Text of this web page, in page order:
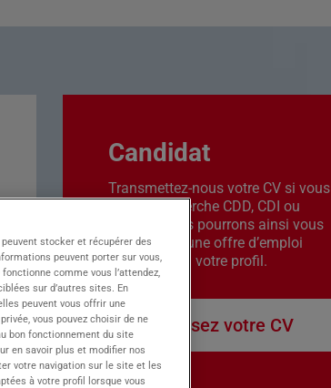
Candidat
Transmettez-nous votre CV si vous
êtes en recherche CDD, CDI ou
intérim. Nous pourrons ainsi vous
contacter si une offre d’emploi
correspond à votre profil.
Déposez votre CV
stocker et récupérer des
peuvent porter sur vous,
comme vous l’attendez,
sur d’autres sites. En
peuvent vous offrir une
vous pouvez choisir de ne
bon fonctionnement du site
en savoir plus et modifier nos
votre navigation sur le site et les
à votre profil lorsque vous